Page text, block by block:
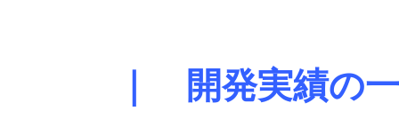
｜ 開発実績の